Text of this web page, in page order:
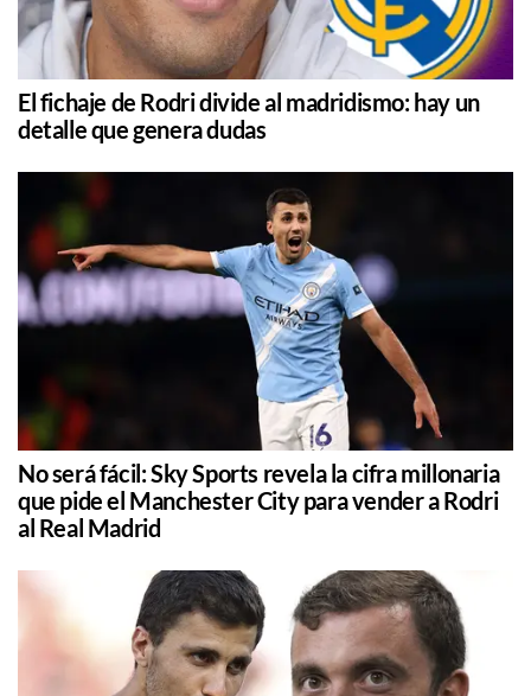
El fichaje de Rodri divide al madridismo: hay un
detalle que genera dudas
No será fácil: Sky Sports revela la cifra millonaria
que pide el Manchester City para vender a Rodri
al Real Madrid